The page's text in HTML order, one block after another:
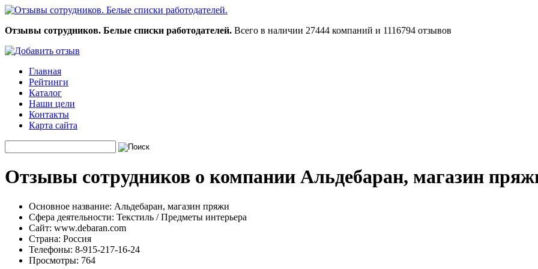
Отзывы сотрудников. Белые списки работодателей. Всего в наличии 27444 компаний и 1116794 отзывов
Главная
Рейтинги
Каталог
Наши цели
Контакты
Карта сайта
Отзывы сотрудников о компании Альдебаран, магазин
Основное название: Альдебаран, магазин пряжи
Сфера деятельности: Текстиль / Предметы интерьера
Сайт: www.debaran.com
Страна: Россия
Телефоны: 8-915-217-16-24
Просмотры: 764